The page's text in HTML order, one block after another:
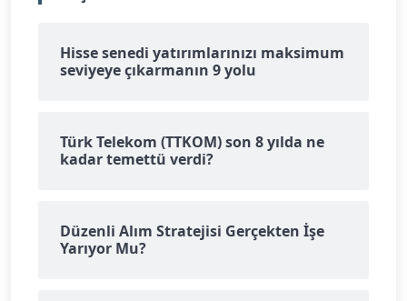
Hisse senedi yatırımlarınızı maksimum
seviyeye çıkarmanın 9 yolu
Türk Telekom (TTKOM) son 8 yılda ne
kadar temettü verdi?
Düzenli Alım Stratejisi Gerçekten İşe
Yarıyor Mu?